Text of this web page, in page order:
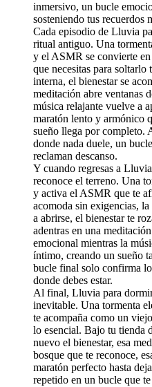
inmersivo, un bucle
sosteniendo tus recuerdos
Cada episodio de Lluvia
ritual antiguo. Una
y el ASMR se convierte
que necesitas para
interna, el bienestar se
meditación abre ventanas
música relajante vuelve a
maratón lento y armónico
sueño llega por completo.
donde nada duele, un
reclaman descanso.
Y cuando regresas a
reconoce el terreno. Una
y activa el ASMR que te
acomoda sin exigencias,
a abrirse, el bienestar te
adentras en una
emocional mientras la
íntimo, creando un sueño
bucle final solo confirma lo
donde debes estar.
Al final, Lluvia para dormir
inevitable. Una tormenta
te acompaña como un
lo esencial. Bajo tu tienda
nuevo el bienestar, esa
bosque que te reconoce,
maratón perfecto hasta
repetido en un bucle que